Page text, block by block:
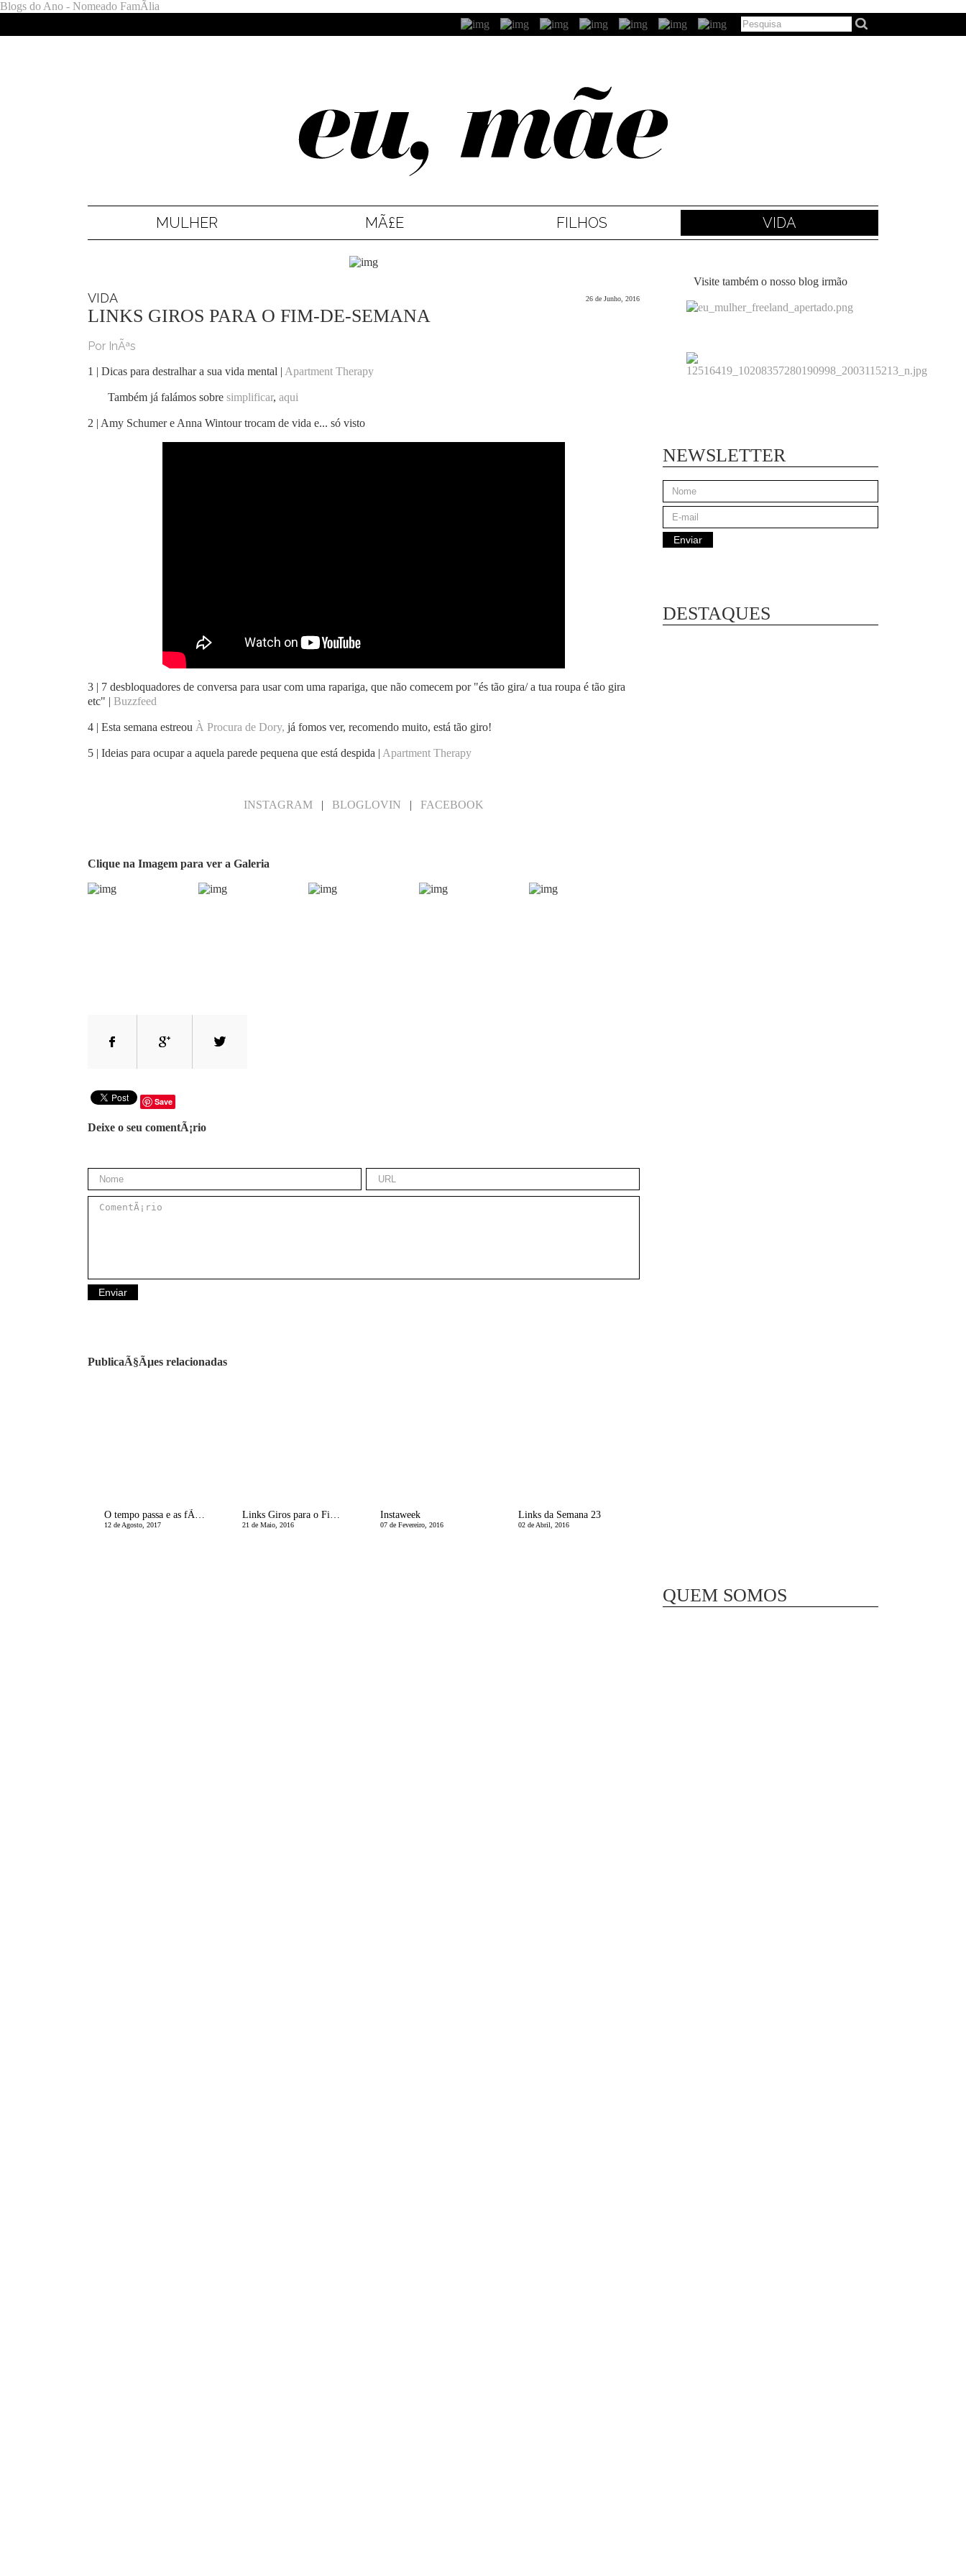
Blogs do Ano - Nomeado FamÃ­lia
MULHER MÃ£E FILHOS VIDA
VIDA 26 de Junho, 2016
LINKS GIROS PARA O FIM-DE-SEMANA
Por InÃªs
1 | Dicas para destralhar a sua vida mental | Apartment Therapy
Também já falámos sobre simplificar, aqui
2 | Amy Schumer e Anna Wintour trocam de vida e... só visto
3 | 7 desbloquadores de conversa para usar com uma rapariga, que não comecem por "és tão gira/ a tua roupa é tão gira
etc" | Buzzfeed
4 | Esta semana estreou À Procura de Dory, já fomos ver, recomendo muito, está tão giro!
5 | Ideias para ocupar a aquela parede pequena que está despida | Apartment Therapy
INSTAGRAM | BLOGLOVIN | FACEBOOK
Clique na Imagem para ver a Galeria
Save
Deixe o seu comentÃ¡rio
PublicaÃ§Ãµes relacionadas
O tempo passa e as fÃ©rias melhoram
12 de Agosto, 2017
Links Giros para o Fim-de-Semana
21 de Maio, 2016
Instaweek
07 de Fevereiro, 2016
Links da Semana 23
02 de Abril, 2016
Visite também o nosso blog irmão
NEWSLETTER
DESTAQUES
QUEM SOMOS